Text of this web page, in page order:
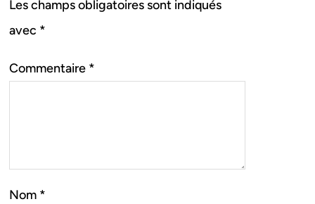
Les champs obligatoires sont indiqués
avec *
Commentaire *
Nom *